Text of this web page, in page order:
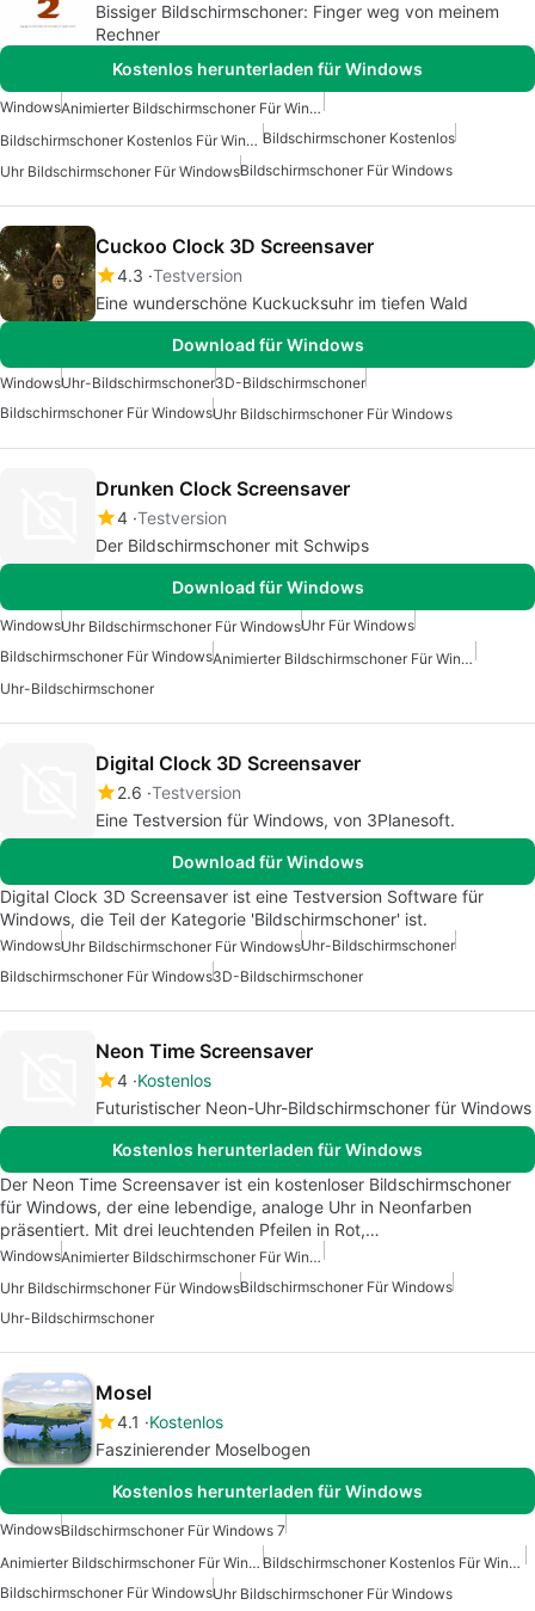
Bissiger Bildschirmschoner: Finger weg von meinem
Rechner
Kostenlos herunterladen für Windows
Windows
Animierter Bildschirmschoner Für Windows
Bildschirmschoner Kostenlos Für Windows Bildschirmschoner Kostenlos
Uhr Bildschirmschoner Für WindowsBildschirmschoner Für Windows
Cuckoo Clock 3D Screensaver
4.3 Testversion
Eine wunderschöne Kuckucksuhr im tiefen Wald
Download für Windows
WindowsUhr-Bildschirmschoner3D-Bildschirmschoner
Bildschirmschoner Für WindowsUhr Bildschirmschoner Für Windows
Drunken Clock Screensaver
4 Testversion
Der Bildschirmschoner mit Schwips
Download für Windows
WindowsUhr Bildschirmschoner Für WindowsUhr Für Windows
Bildschirmschoner Für Windows
Animierter Bildschirmschoner Für Windows
Uhr-Bildschirmschoner
Digital Clock 3D Screensaver
2.6 Testversion
Eine Testversion für Windows, von 3Planesoft.
Download für Windows
Digital Clock 3D Screensaver ist eine Testversion Software für
Windows, die Teil der Kategorie 'Bildschirmschoner' ist.
WindowsUhr Bildschirmschoner Für WindowsUhr-Bildschirmschoner
Bildschirmschoner Für Windows3D-Bildschirmschoner
Neon Time Screensaver
4 Kostenlos
Futuristischer Neon-Uhr-Bildschirmschoner für Windows
Kostenlos herunterladen für Windows
Der Neon Time Screensaver ist ein kostenloser Bildschirmschoner
für Windows, der eine lebendige, analoge Uhr in Neonfarben
präsentiert. Mit drei leuchtenden Pfeilen in Rot,…
Windows
Animierter Bildschirmschoner Für Windows
Uhr Bildschirmschoner Für WindowsBildschirmschoner Für Windows
Uhr-Bildschirmschoner
Mosel
4.1
Kostenlos
Faszinierender Moselbogen
Kostenlos herunterladen für Windows
WindowsBildschirmschoner Für Windows 7
Animierter Bildschirmschoner Für Windows
Bildschirmschoner Kostenlos Für Windows
Bildschirmschoner Für WindowsUhr Bildschirmschoner Für Windows